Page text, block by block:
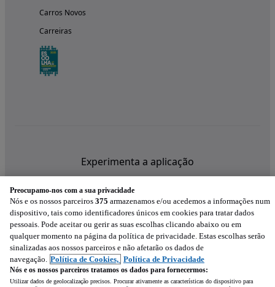
Carros Novos
Carreiras
Experimenta a aplicação
Preocupamo-nos com a sua privacidade
Nós e os nossos parceiros 375 armazenamos e/ou acedemos a informações num
dispositivo, tais como identificadores únicos em cookies para tratar dados
pessoais. Pode aceitar ou gerir as suas escolhas clicando abaixo ou em
qualquer momento na página da política de privacidade. Estas escolhas serão
sinalizadas aos nossos parceiros e não afetarão os dados de
navegação. Política de Cookies, Política de Privacidade
Nós e os nossos parceiros tratamos os dados para fornecermos:
Utilizar dados de geolocalização precisos. Procurar ativamente as características do dispositivo para